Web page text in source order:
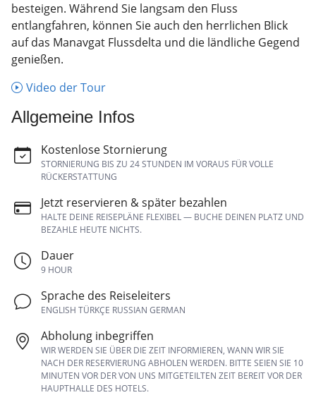
besteigen. Während Sie langsam den Fluss
entlangfahren, können Sie auch den herrlichen Blick
auf das Manavgat Flussdelta und die ländliche Gegend
genießen.
Video der Tour
Allgemeine Infos
Kostenlose Stornierung
STORNIERUNG BIS ZU 24 STUNDEN IM VORAUS FÜR VOLLE
RÜCKERSTATTUNG
Jetzt reservieren & später bezahlen
HALTE DEINE REISEPLÄNE FLEXIBEL — BUCHE DEINEN PLATZ UND
BEZAHLE HEUTE NICHTS.
Dauer
9 HOUR
Sprache des Reiseleiters
ENGLISH TÜRKÇE RUSSIAN GERMAN
Abholung inbegriffen
WIR WERDEN SIE ÜBER DIE ZEIT INFORMIEREN, WANN WIR SIE
NACH DER RESERVIERUNG ABHOLEN WERDEN. BITTE SEIEN SIE 10
MINUTEN VOR DER VON UNS MITGETEILTEN ZEIT BEREIT VOR DER
HAUPTHALLE DES HOTELS.